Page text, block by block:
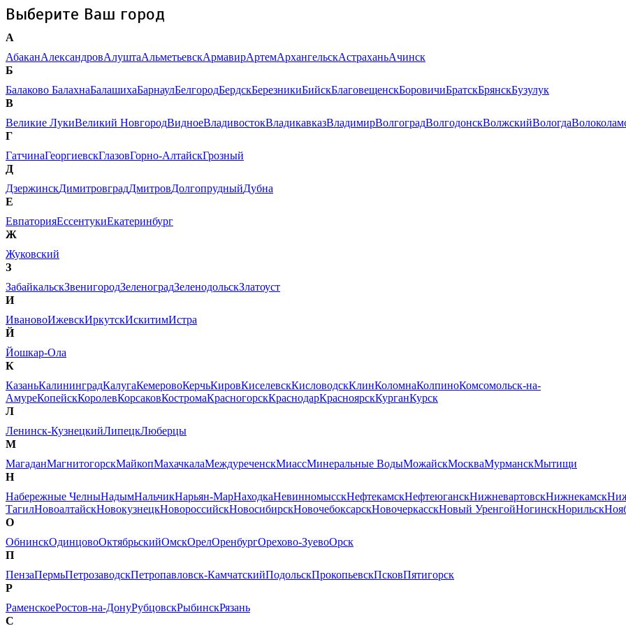
Выберите Ваш город
А
АбаканАлександровАлуштаАльметьевскАрмавирАртемАрхангельскАстраханьАчинск
Б
Балаково БалахнаБалашихаБарнаулБелгородБердскБерезникиБийскБлаговещенскБоровичиБратскБрянскБузулук
В
Великие ЛукиВеликий НовгородВидноеВладивостокВладикавказВладимирВолгоградВолгодонскВолжскийВологда
Г
ГатчинаГеоргиевскГлазовГорно-АлтайскГрозный
Д
ДзержинскДимитровградДмитровДолгопрудныйДубна
Е
ЕвпаторияЕссентукиЕкатеринбург
Ж
Жуковский
З
ЗабайкальскЗвенигородЗеленоградЗеленодольскЗлатоуст
И
ИвановоИжевскИркутскИскитимИстра
Й
Йошкар-Ола
К
КазаньКалининградКалугаКемеровоКерчьКировКиселевскКисловодскКлинКоломнаКолпиноКомсомольск-на-
АмуреКопейскКоролевКорсаковКостромаКрасногорскКраснодарКрасноярскКурганКурск
Л
Ленинск-КузнецкийЛипецкЛюберцы
М
МагаданМагнитогорскМайкопМахачкалаМеждуреченскМиассМинеральные ВодыМожайскМоскваМурманскМытищи
Н
Набережные ЧелныНадымНальчикНарьян-МарНаходкаНевинномысскНефтекамскНефтеюганскНижневартовскНижнекамск
ТагилНовоалтайскНовокузнецкНовороссийскНовосибирскНовочебоксарскНовочеркасскНовый УренгойНогинскНорильск
О
ОбнинскОдинцовоОктябрьскийОмскОрелОренбургОрехово-ЗуевоОрск
П
ПензаПермьПетрозаводскПетропавловск-КамчатскийПодольскПрокопьевскПсковПятигорск
Р
РаменскоеРостов-на-ДонуРубцовскРыбинскРязань
С